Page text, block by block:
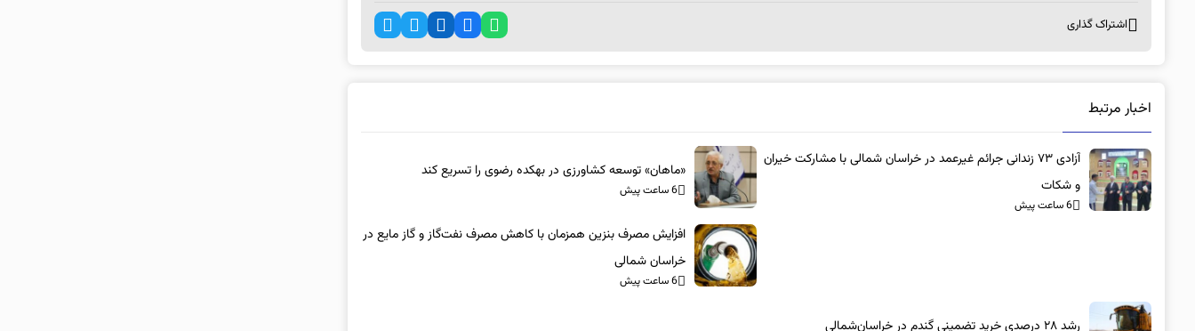
اشتراک گذاری
اخبار مرتبط
آزادی ۷۳ زندانی جرائم غیرعمد در خراسان شمالی با مشارکت خیران
و شکات
6 ساعت پیش
«ماهان» توسعه کشاورزی در بهکده رضوی را تسریع کند
6 ساعت پیش
افزایش مصرف بنزین همزمان با کاهش مصرف نفت‌گاز و گاز مایع در
خراسان شمالی
6 ساعت پیش
رشد ۲۸ درصدی خرید تضمینی گندم در خراسان‌شمالی